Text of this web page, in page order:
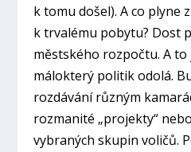
k tomu došel). A co plyne
k trvalému pobytu? Dost
městského rozpočtu. A
málokterý politik odolá.
rozdávání různým
rozmanité „projekty“
vybraných skupin voličů.